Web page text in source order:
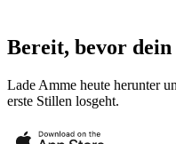
Bereit, bevor
Lade Amme heute herunter
erste Stillen losgeht.